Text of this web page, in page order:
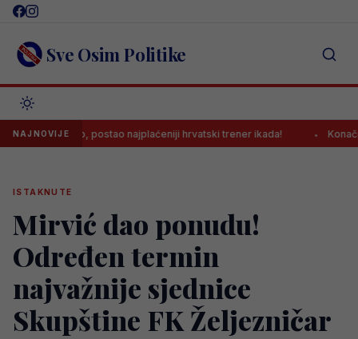
Skip
content Sve Osim Politike
NAJNOVIJE
posao, postao najplaćeniji hrvatski trener ikada! Konačno:
ISTAKNUTE
Mirvić dao ponudu!
Određen termin
najvažnije sjednice
Skupštine FK Željezničar